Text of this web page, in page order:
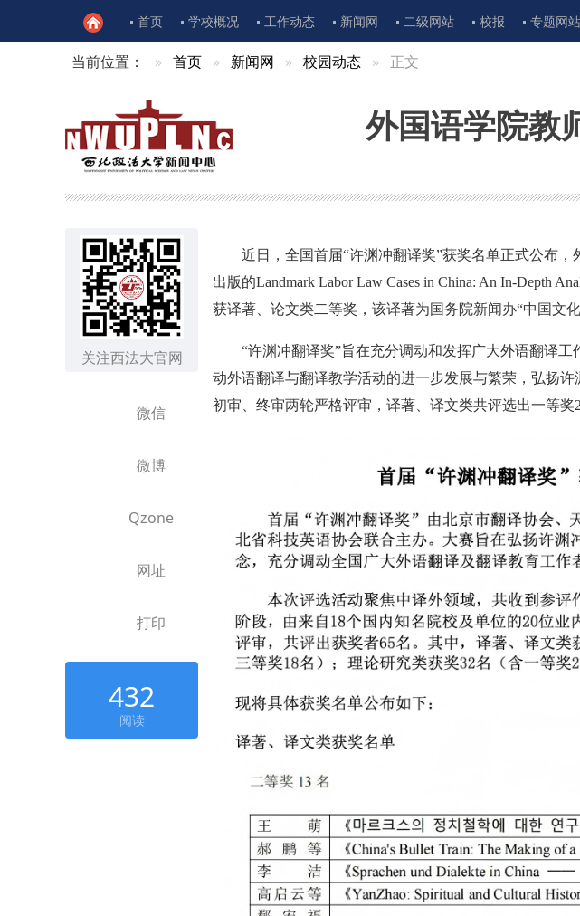
首页 学校概况 工作动态 新闻网 二级网站 校报 专题网站
当前位置： 首页 新闻网 校园动态 正文
外国语学院教
关注西法大官网
微信
微博
Qzone
网址
打印
432
阅读
近日，全国首届“许渊冲翻译奖”获奖名单正式公布
出版的Landmark Labor Law Cases in China: An In-Depth
获译著、论文类二等奖，该译著为国务院新闻办“中国文
“许渊冲翻译奖”旨在充分调动和发挥广大外语翻译
动外语翻译与翻译教学活动的进一步发展与繁荣，弘扬
初审、终审两轮严格评审，译著、译文类共评选出一等奖